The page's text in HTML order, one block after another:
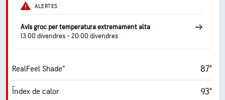
Humitat
Punt de rosada 66° F
Nuvolositat 40 %
Visibilitat 10 mi
ALERTES
Avís groc per temperatura extremament alta
13:00 divendres - 20:00 divendres
RealFeel Shade™ 87°
Índex de calor 93°